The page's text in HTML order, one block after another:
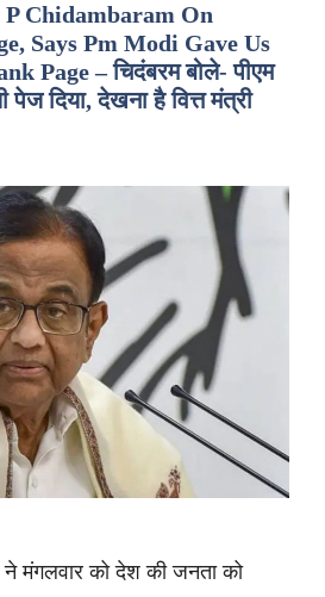
P Chidambaram On
Says Pm Modi Gave Us
Page – चिदंबरम बोले- पीएम
दिया, देखना है वित्त मंत्री
ने मंगलवार को देश की जनता को